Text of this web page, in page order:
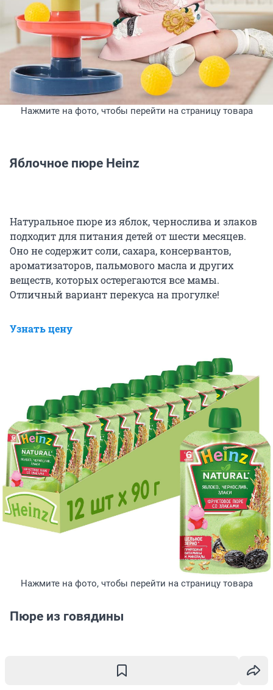
Нажмите на фото, чтобы перейти на страницу товара
Яблочное пюре Heinz
Натуральное пюре из яблок, чернослива и злаков
подходит для питания детей от шести месяцев.
Оно не содержит соли, сахара, консервантов,
ароматизаторов, пальмового масла и других
веществ, которых остерегаются все мамы.
Отличный вариант перекуса на прогулке!
Узнать цену
Нажмите на фото, чтобы перейти на страницу товара
Пюре из говядины
А это пюре подойдет для полноценного обеда или